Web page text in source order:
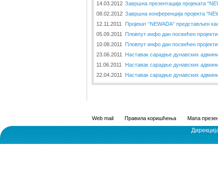
14.03.2012 Завршна презентација пројеката
08.02.2012 Завршна конференција пројекта
12.11.2011
Пројекат “NEWADA” представљен
05.09.2011
Пловпут инфо дан посвећен
10.08.2011
Пловпут инфо дан посвећен
23.06.2011
Наставак сарадње дунавских
11.06.2011
Наставак сарадње дунавских
22.04.2011
Наставак сарадње дунавских
Web mail Правила коришћења Мапа